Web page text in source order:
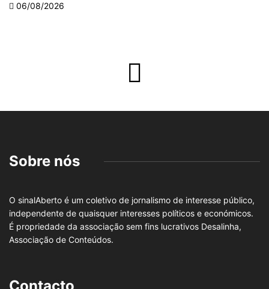
06/08/2026
Sobre nós
O sinalAberto é um coletivo de jornalismo de interesse público,
independente de quaisquer interesses políticos e económicos.
É propriedade da associação sem fins lucrativos Desalinha,
Associação de Conteúdos.